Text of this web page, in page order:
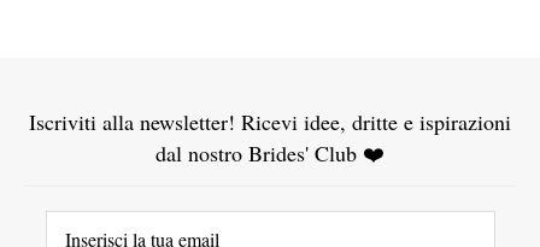
Iscriviti alla newsletter! Ricevi idee, dritte e ispirazioni
dal nostro Brides' Club ❤️